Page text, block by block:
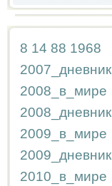
8 14 88 1968
2007_дневник
2008_в_мире
2008_дневник
2009_в_мире
2009_дневник
2010_в_мире